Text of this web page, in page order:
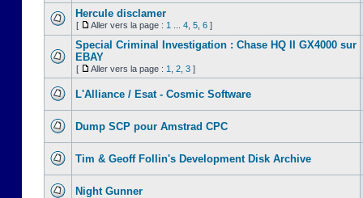
Hercule disclamer
[ Aller vers la page : 1 4 5 6 ]
Special Criminal Investigation : Chase HQ II GX4000 sur
EBAY
[ Aller vers la page : 1 2 3 ]
L'Alliance / Esat - Cosmic Software
Dump SCP pour Amstrad CPC
Tim & Geoff Follin's Development Disk Archive
Night Gunner